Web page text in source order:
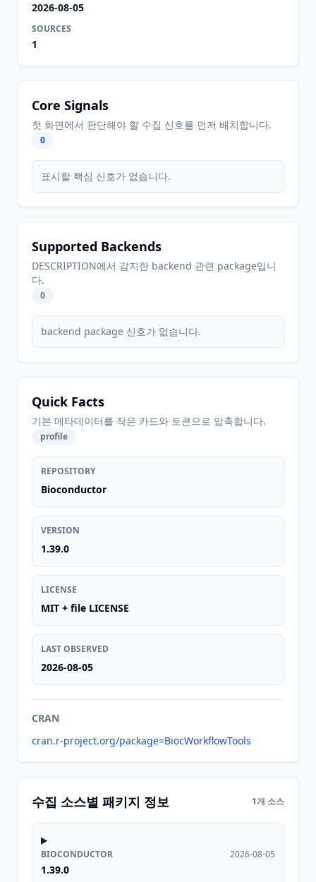
2026-08-05
SOURCES
1
Core Signals
첫 화면에서 판단해야 할 수집 신호를 먼저 배치합니다.
0
표시할 핵심 신호가 없습니다.
Supported Backends
DESCRIPTION에서 감지한 backend 관련 package입니
다.
0
backend package 신호가 없습니다.
Quick Facts
기본 메타데이터를 작은 카드와 토큰으로 압축합니다.
profile
REPOSITORY
Bioconductor
VERSION
1.39.0
LICENSE
MIT + file LICENSE
LAST OBSERVED
2026-08-05
CRAN
cran.r-project.org/package=BiocWorkflowTools
수집 소스별 패키지 정보 1개 소스
BIOCONDUCTOR
1.39.0
2026-08-05